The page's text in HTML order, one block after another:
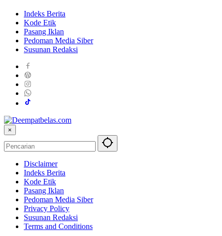
Indeks Berita
Kode Etik
Pasang Iklan
Pedoman Media Siber
Susunan Redaksi
×
Disclaimer
Indeks Berita
Kode Etik
Pasang Iklan
Pedoman Media Siber
Privacy Policy
Susunan Redaksi
Terms and Conditions